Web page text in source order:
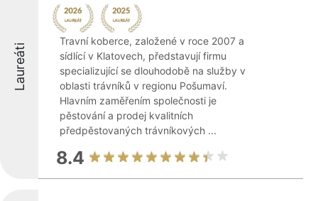
Laureáti
Travní koberce, založené v roce 2007 a
sídlící v Klatovech, představují firmu
specializující se dlouhodobě na služby v
oblasti trávníků v regionu Pošumaví.
Hlavním zaměřením společnosti je
pěstování a prodej kvalitních
předpěstovaných trávníkových ...
8.4